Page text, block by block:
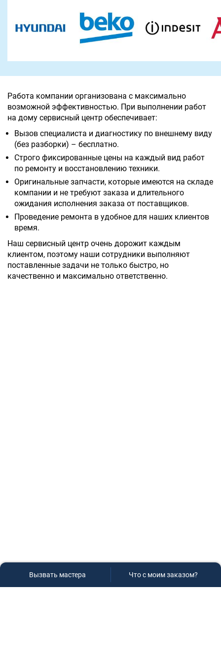
Работа компании организована с максимально
возможной эффективностью. При выполнении работ
на дому сервисный центр обеспечивает:
Вызов специалиста и диагностику по внешнему виду
(без разборки) – бесплатно.
Строго фиксированные цены на каждый вид работ
по ремонту и восстановлению техники.
Оригинальные запчасти, которые имеются на складе
компании и не требуют заказа и длительного
ожидания исполнения заказа от поставщиков.
Проведение ремонта в удобное для наших клиентов
время.
Наш сервисный центр очень дорожит каждым
клиентом, поэтому наши сотрудники выполняют
поставленные задачи не только быстро, но
качественно и максимально ответственно.
Вызвать мастера Что с моим заказом?